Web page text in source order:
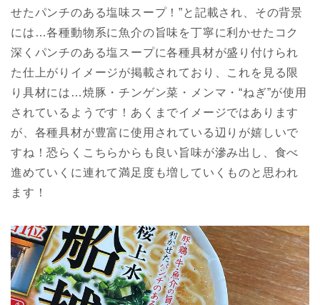
せたパンチのある塩味スープ！”と記載され、その背景
には…各種動物系に魚介の旨味を丁寧に利かせたコク
深くパンチのある塩スープに各種具材が盛り付けられ
た仕上がりイメージが掲載されており、これを見る限
り具材には…焼豚・チンゲン菜・メンマ・“ねぎ”が使用
されているようです！あくまでイメージではあります
が、各種具材が豊富に使用されている辺りが嬉しいで
すね！恐らくこちらからも良い旨味が滲み出し、食べ
進めていくに連れて満足度も増していくものと思われ
ます！